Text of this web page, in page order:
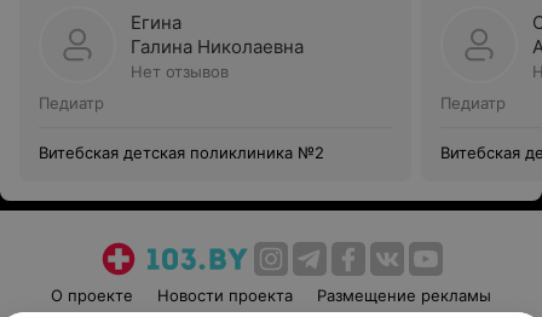
Егина
Галина Николаевна
Нет отзывов
Педиатр
Витебская детская поликлиника №2
Педиатр
Витебская
О проекте Новости проекта
Размещение рекламы